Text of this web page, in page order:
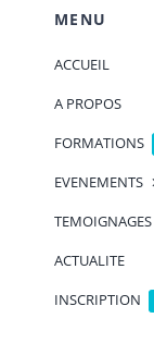
MENU
ACCUEIL
A PROPOS
FORMATIONS
EVENEMENTS
TEMOIGNAGES
ACTUALITE
INSCRIPTION